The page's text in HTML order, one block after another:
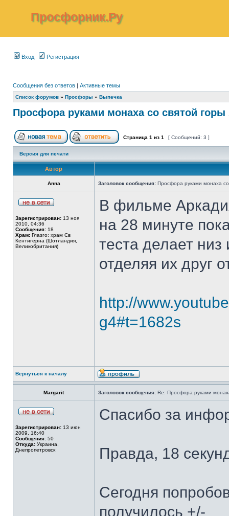
Просфорник.Ру
Вход Регистрация
Сообщения без ответов | Активные темы
Список форумов » Просфоры » Выпечка
Просфора руками монаха со святой
Страница 1 из 1 [ Сообщений: 3 ]
Версия для печати
Автор
Anna Заголовок сообщения: Просфора руками монаха
Зарегистрирован: 13 ноя
2010, 04:36
Сообщения: 18
Храм: Глазго: храм Cв
Кентигерна (Шотландия,
Великобритания)
В фильме
на 28 минуте
теста делает
отделяя их друг
http://
g4#t=1682s
Вернуться к началу
Margarit Заголовок сообщения: Re: Просфора руками
Зарегистрирован: 13 июн
2009, 16:40
Сообщения: 50
Откуда: Украина,
Днепропетровск
Спасибо за
Правда, 18
Сегодня
получилось +/-